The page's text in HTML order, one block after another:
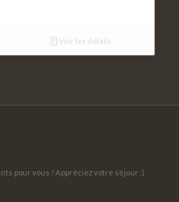
Voir les détails
pour vous ! Appréciez votre séjour :)